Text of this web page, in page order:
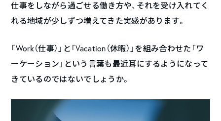
仕事をしながら過ごせる働き方や、それを受け入れてく
れる地域が少しずつ増えてきた実感があります。
「Work（仕事）」と「Vacation（休暇）」を組み合わせた「ワ
ーケーション」という言葉も最近耳にするようになって
きているのではないでしょうか。